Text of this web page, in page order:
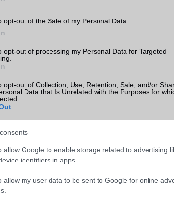
opt-out of the Sale of my Personal Data.
opt-out of processing my Personal Data for Targeted
opt-out of Collection, Use, Retention, Sale, and/or
Data that Is Unrelated with the Purposes for
allow Google to enable storage related to advertising
identifiers in apps.
allow my user data to be sent to Google for online
kiemelt ajánlatok
195.000 Ft (új)